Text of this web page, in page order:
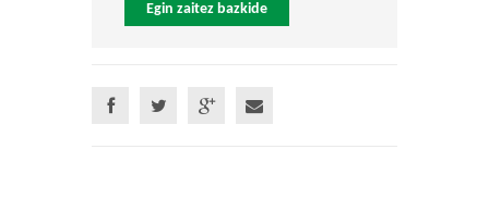
Egin zaitez bazkide